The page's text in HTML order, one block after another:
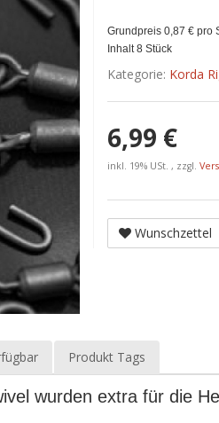
Grundpreis 0,87 € pro
Inhalt 8 Stück
Kategorie: Korda
6,99 €
inkl. 19% USt. , zzgl.
Wunschzettel
Produkt Tags
wurden extra für die